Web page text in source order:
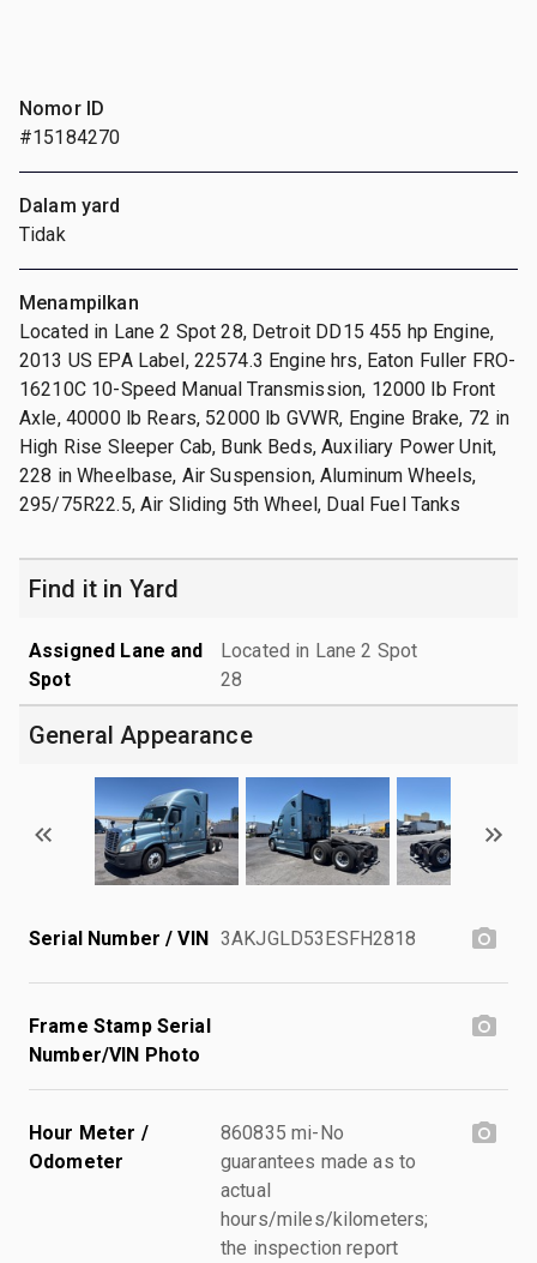
Nomor ID
#15184270
Dalam yard
Tidak
Menampilkan
Located in Lane 2 Spot 28, Detroit DD15 455 hp Engine,
2013 US EPA Label, 22574.3 Engine hrs, Eaton Fuller FRO-
16210C 10-Speed Manual Transmission, 12000 lb Front
Axle, 40000 lb Rears, 52000 lb GVWR, Engine Brake, 72 in
High Rise Sleeper Cab, Bunk Beds, Auxiliary Power Unit,
228 in Wheelbase, Air Suspension, Aluminum Wheels,
295/75R22.5, Air Sliding 5th Wheel, Dual Fuel Tanks
Find it in Yard
Assigned Lane and
Spot
Located in Lane 2 Spot
28
General Appearance
Serial Number / VIN 3AKJGLD53ESFH2818
Frame Stamp Serial
Number/VIN Photo
Hour Meter /
Odometer
860835 mi-No
guarantees made as to
actual
hours/miles/kilometers;
the inspection report